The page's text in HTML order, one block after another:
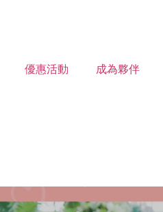
優惠活動 成為夥伴